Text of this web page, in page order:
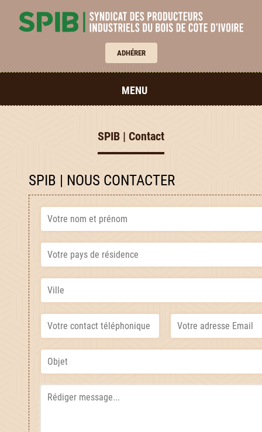
ADHÉRER
MENU
SPIB | Contact
SPIB | NOUS CONTACTER